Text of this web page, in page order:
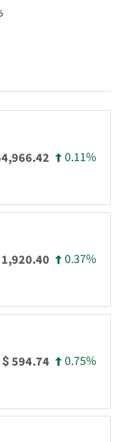
0.11%
1,920.40 0.37%
$594.74 0.75%